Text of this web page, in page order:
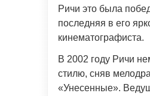
Ричи это была
последняя в его
кинематографиста.
В 2002 году Ричи
стилю, сняв
«Унесенные».